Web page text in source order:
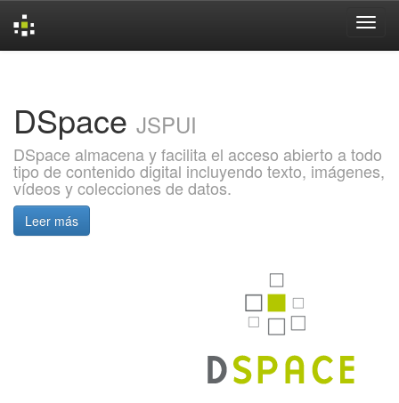
DSpace JSPUI
DSpace almacena y facilita el acceso abierto a todo
tipo de contenido digital incluyendo texto, imágenes,
vídeos y colecciones de datos.
Leer más